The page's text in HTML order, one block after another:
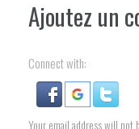
Ajoutez un
Connect with:
Your email address will not